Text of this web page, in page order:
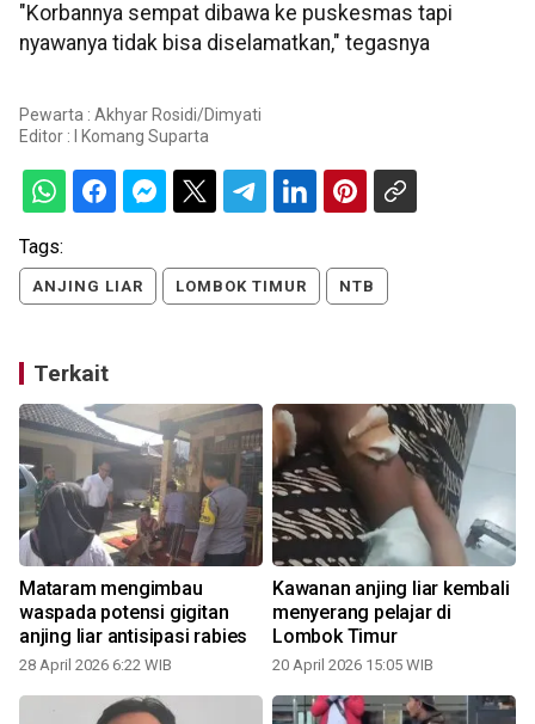
"Korbannya sempat dibawa ke puskesmas tapi
nyawanya tidak bisa diselamatkan," tegasnya
Pewarta : Akhyar Rosidi/Dimyati
Editor :
I Komang Suparta
Tags:
ANJING LIAR LOMBOK TIMUR NTB
Terkait
Mataram mengimbau
waspada potensi gigitan
anjing liar antisipasi rabies
28 April 2026 6:22 WIB
Kawanan anjing liar kembali
menyerang pelajar di
Lombok Timur
20 April 2026 15:05 WIB